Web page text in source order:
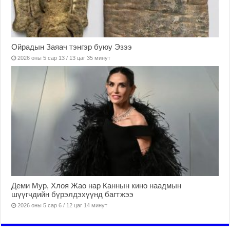
Ойрадын Заяач тэнгэр буюу Эзээ
2026 оны 5 сар 13 / 13 цаг 35 минут
Деми Мур, Хлоя Жао нар Каннын кино наадмын
шүүгчдийн бүрэлдэхүүнд багтжээ
2026 оны 5 сар 6 / 12 цаг 14 минут